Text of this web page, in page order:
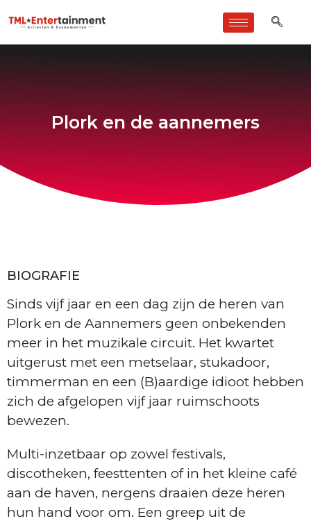
Plork en de aannemers
BIOGRAFIE
Sinds vijf jaar en een dag zijn de heren van
Plork en de Aannemers geen onbekenden
meer in het muzikale circuit. Het kwartet
uitgerust met een metselaar, stukadoor,
timmerman en een (B)aardige idioot hebben
zich de afgelopen vijf jaar ruimschoots
bewezen.
Multi-inzetbaar op zowel festivals,
discotheken, feesttenten of in het kleine café
aan de haven, nergens draaien deze heren
hun hand voor om. Een greep uit de